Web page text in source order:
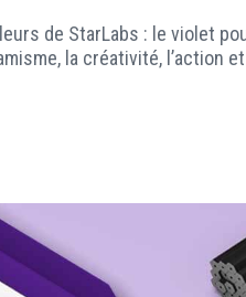
de StarLabs : le violet
la créativité, l’action